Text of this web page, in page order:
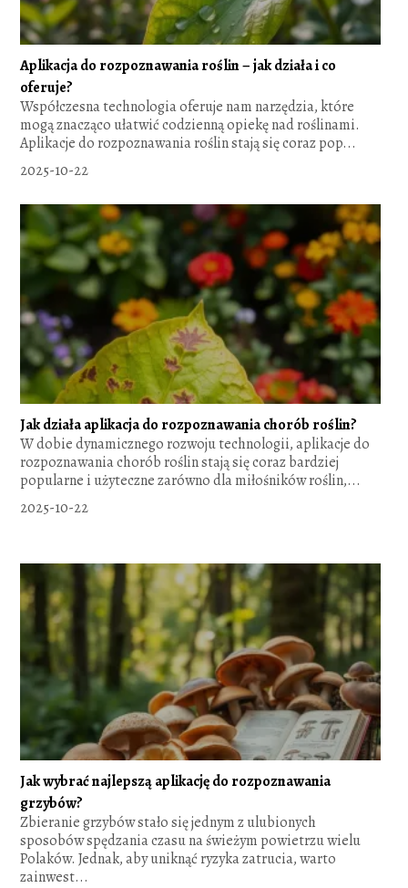
Aplikacja do rozpoznawania roślin – jak działa i co
oferuje?
Współczesna technologia oferuje nam narzędzia, które
mogą znacząco ułatwić codzienną opiekę nad roślinami.
Aplikacje do rozpoznawania roślin stają się coraz pop...
2025-10-22
Jak działa aplikacja do rozpoznawania chorób roślin?
W dobie dynamicznego rozwoju technologii, aplikacje do
rozpoznawania chorób roślin stają się coraz bardziej
popularne i użyteczne zarówno dla miłośników roślin,...
2025-10-22
Jak wybrać najlepszą aplikację do rozpoznawania
grzybów?
Zbieranie grzybów stało się jednym z ulubionych
sposobów spędzania czasu na świeżym powietrzu wielu
Polaków. Jednak, aby uniknąć ryzyka zatrucia, warto
zainwest...